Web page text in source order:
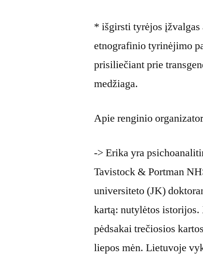
* išgirsti tyrėjos įžvalgas
etnografinio tyrinėjimo
prisiliečiant prie
medžiaga.
Apie renginio
-> Erika yra
Tavistock & Portman
universiteto (JK)
kartą: nutylėtos
pėdsakai trečiosios
liepos mėn. Lietuvoje